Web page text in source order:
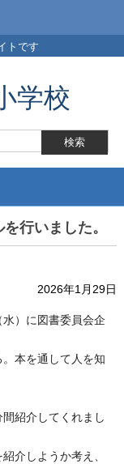
トです
学校
行いました。
2026年1月29日
）に図書委員会企
本を通して人を知
紹介してくれまし
介しようか考え、